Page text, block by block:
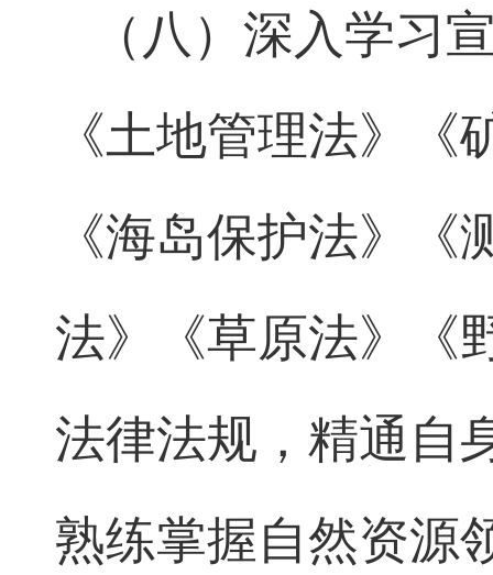
（八）深入学习
《土地管理法》
《海岛保护法》
法》《草原法》《
法律法规，精通自
熟练掌握自然资源